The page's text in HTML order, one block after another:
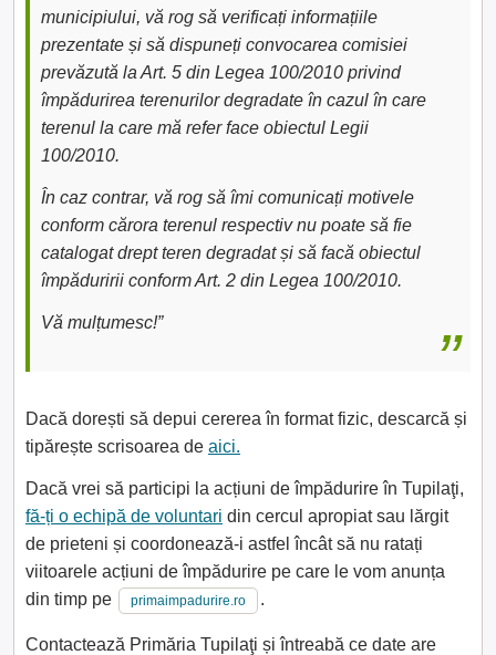
municipiului, vă rog să verificați informațiile
prezentate și să dispuneți convocarea comisiei
prevăzută la Art. 5 din Legea 100/2010 privind
împădurirea terenurilor degradate în cazul în care
terenul la care mă refer face obiectul Legii
100/2010.
În caz contrar, vă rog să îmi comunicați motivele
conform cărora terenul respectiv nu poate să fie
catalogat drept teren degradat și să facă obiectul
împăduririi conform Art. 2 din Legea 100/2010.
Vă mulțumesc!”
Dacă dorești să depui cererea în format fizic, descarcă și
tipărește scrisoarea de aici.
Dacă vrei să participi la acțiuni de împădurire în Tupilaţi,
fă-ți o echipă de voluntari din cercul apropiat sau lărgit
de prieteni și coordonează-i astfel încât să nu ratați
viitoarele acțiuni de împădurire pe care le vom anunța
din timp pe
primaimpadurire.ro .
Contactează Primăria Tupilaţi și întreabă ce date are